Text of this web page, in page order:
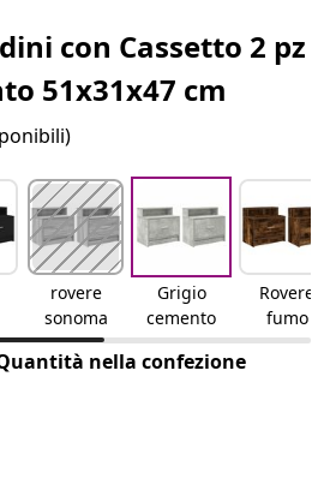
con Cassetto 2 pz
51x31x47 cm
rovere
sonoma
Grigio
cemento
Rovere
fumo
nella confezione